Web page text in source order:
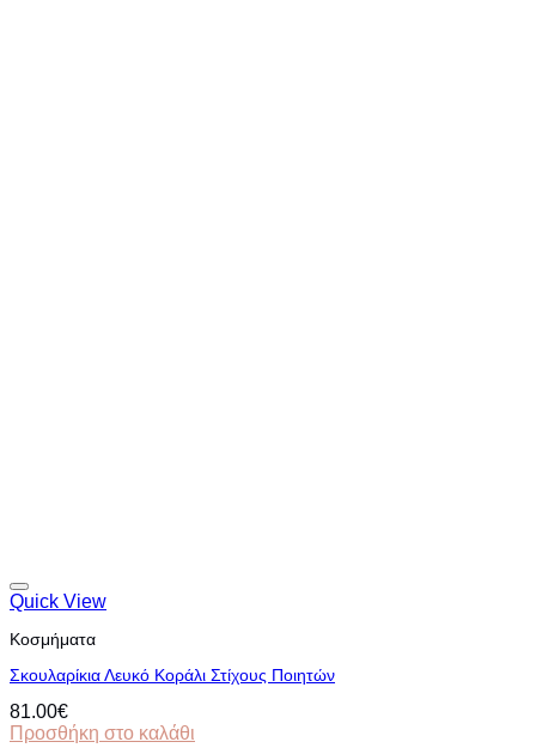
Quick View
Κοσμήματα
Σκουλαρίκια Λευκό Κοράλι Στίχους Ποιητών
81.00€
Προσθήκη στο καλάθι